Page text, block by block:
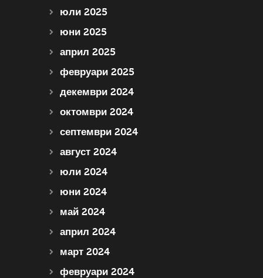
юли 2025
юни 2025
април 2025
февруари 2025
декември 2024
октомври 2024
септември 2024
август 2024
юли 2024
юни 2024
май 2024
април 2024
март 2024
февруари 2024